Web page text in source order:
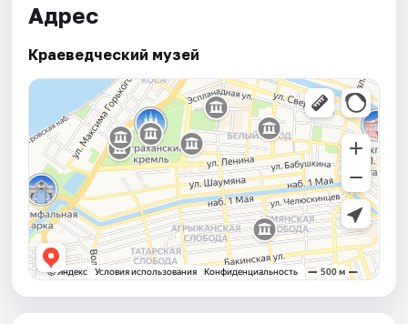
Адрес
Краеведческий музей